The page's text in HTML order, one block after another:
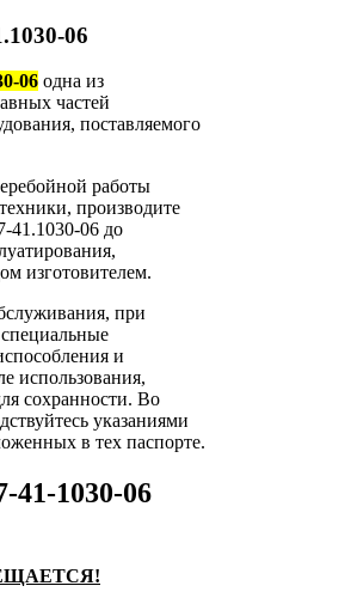
06
06 одна из
частей
поставляемого
работы
производите
41.1030-06 до
изготовителем.
при
и
использования,
сохранности. Во
указаниями
в тех паспорте.
41-1030-06